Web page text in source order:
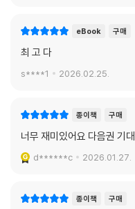
eBook 구매
최 고 다
s****1 2026.02.25.
종이책 구매
너무 재미있어요 다음권 기대
d******c 2026.01.27.
종이책 구매